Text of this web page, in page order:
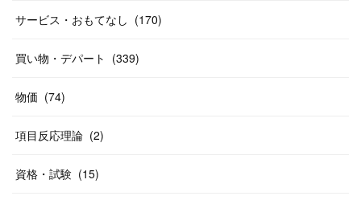
(46
(31
58)
10
サービス・おもてなし (170)
買い物・デパート (339)
物価 (74)
項目反応理論 (2)
資格・試験 (15)